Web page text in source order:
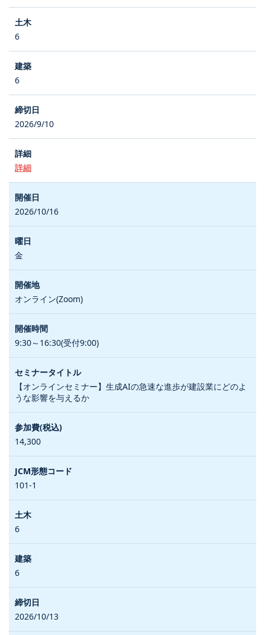
6
6
2026/9/10
詳細
2026/10/16
金
オンライン(Zoom)
9:30～16:30(受付9:00)
【オンラインセミナー】生成AIの急速な進歩が建設業にどのよ
うな影響を与えるか
14,300
101-1
6
6
2026/10/13